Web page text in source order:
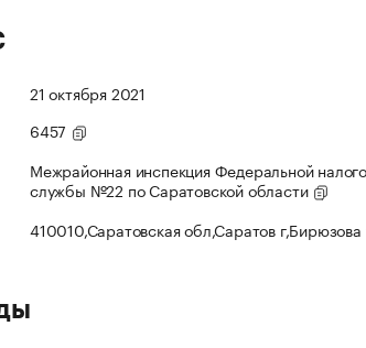
21 октября 2021
6457
Межрайонная инспекция Федеральной
службы №22 по Саратовской области
410010,Саратовская обл,Саратов г,Бирюзова